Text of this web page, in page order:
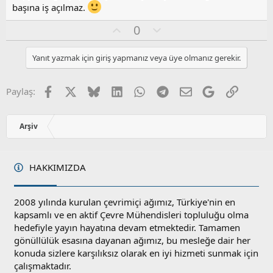
başına iş açılmaz.
y
l
a
0
l
u
m
u
z
o
l
Yanıt yazmak için giriş yapmanız veya üye olmanız gerekir.
Paylaş: Facebook BlueskyLinkedInWhatsApp
Telegram
E-postaGoogleLink
Arşiv
HAKKIMIZDA
2008 yılında kurulan çevrimiçi ağımız, Türkiye'nin en
kapsamlı ve en aktif Çevre Mühendisleri topluluğu olma
hedefiyle yayın hayatına devam etmektedir. Tamamen
gönüllülük esasına dayanan ağımız, bu mesleğe dair her
konuda sizlere karşılıksız olarak en iyi hizmeti sunmak için
çalışmaktadır.